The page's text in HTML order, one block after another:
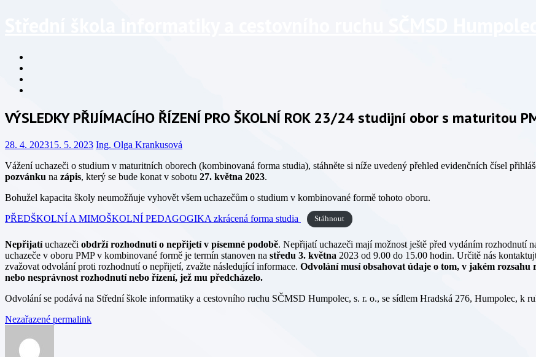
VÝSLEDKY PŘIJÍMACÍHO ŘÍZENÍ PRO ŠKOLNÍ ROK 23/24 studijní obor s maturitou
28. 4. 202315. 5. 2023 Ing. Olga Krankusová
Vážení uchazeči o studium v maturitních oborech (kombinovaná forma studia), stáhněte si níže uvedený přehled evidenčních čísel
pozvánku na zápis, který se bude konat v sobotu 27. května 2023.
Bohužel kapacita školy neumožňuje vyhovět všem uchazečům o studium v kombinované formě tohoto oboru.
PŘEDŠKOLNÍ A MIMOŠKOLNÍ PEDAGOGIKA zkrácená forma studia
Stáhnout
Nepřijatíuchazeči obdrží rozhodnutí o nepřijetí v písemné podobě. Nepřijatí uchazeči mají možnost ještě před vydáním rozhodnutí
uchazeče v oboru PMP v kombinované formě je termín stanoven na středu 3. května 2023 od 9.00 do 15.00 hodin. Určitě nás
zvažovat odvolání proti rozhodnutí o nepřijetí, zvažte následující informace. Odvolání musí obsahovat údaje o tom, v jakém
nebo nesprávnost rozhodnutí nebo řízení, jež mu předcházelo.
Odvolání se podává na Střední škole informatiky a cestovního ruchu SČMSD Humpolec, s. r. o., se sídlem Hradská 276, Humpolec, k
Nezařazené permalink